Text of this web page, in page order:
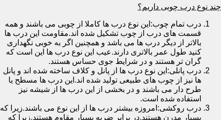
چند نوع درب چوبی داریم؟
درب تمام چوب:این نوع درب ها کاملا از چوبی می باشند و همه
قسمت های درب از چوب تشکیل شده اند.مقاومت این درب ها
بالاتر از دیگر درب ها می باشد و همچنین اگر به خوبی نگهداری
کنید طول عمر بالاتری دارند.عیب این نوع درب ها این است که
گران تر هستند و در شرایط جوی حساس هستند.
درب پانلی:این نوع درب ها از پانل و کلاف ساخته شده اند و پانل
ها نیز از چوب های طبیعی تولید شده اند.این درب ها مسطح یا
طرح دار می باشند و در بخشی از این درب ها از شیشه نیز
استفاده شده است.
درب روکشی:امروزه بیشتر درب ها از این نوع می باشند.زیرا که
بسیار مدرن هستند.در برابر ضربه بسیار مقاوم هستند.زیرا که